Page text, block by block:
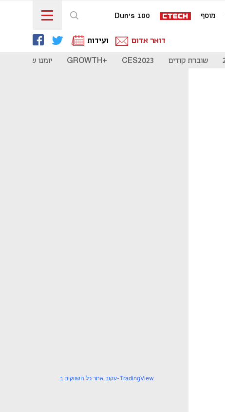
מוסף Dun's 100
דואר אדום ועידות
שוברת קודים CES2023
+GROWTH יומנו של
עקוב אחר כל השווקים ב-TradingView